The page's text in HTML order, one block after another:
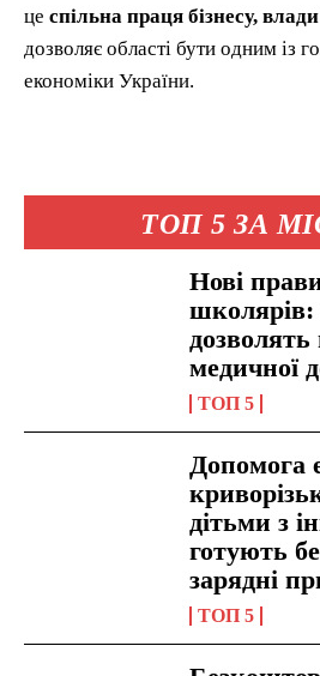
ТОП 5 ЗА
Нові
школярів:
дозволять
медичної
ТОП 5
Допомога
дітьми з
готують
зарядні
ТОП 5
це спільна праця бізнесу,
дозволяє області бути одним із
економіки України.